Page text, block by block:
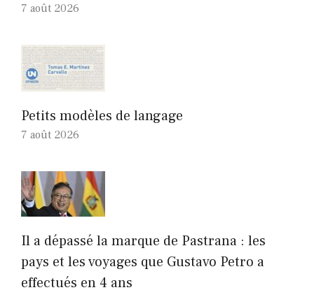
7 août 2026
Petits modèles de langage
7 août 2026
Il a dépassé la marque de Pastrana : les
pays et les voyages que Gustavo Petro a
effectués en 4 ans